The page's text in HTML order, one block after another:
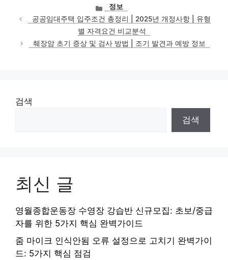
카
테
고
리
정보
공공임대주택 입주조건 총정리 | 2025년 개정사항 | 유형
별 자격요건 비교분석
췌장암 초기 증상 및 검사 방법 | 조기 발견과 예방 정보
검색
검색
최신 글
영월종합운동장 수영장 강습반 신규모집: 초보/중급
자를 위한 5가지 핵심 완벽가이드
줌 마이크 인식안됨 오류 설정으로 고치기 완벽가이
드: 5가지 핵심 점검